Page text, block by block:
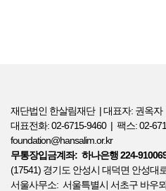
재단법인 한살림재단 | 대표자: 권옥
대표전화: 02-6715-9460 | 팩스: 02-
foundation@hansalim.or.kr
무통장입금계좌: 하나은행 224-
(17541) 경기도 안성시 대덕면 안성대
서울사무소: 서울특별시 서초구 바우